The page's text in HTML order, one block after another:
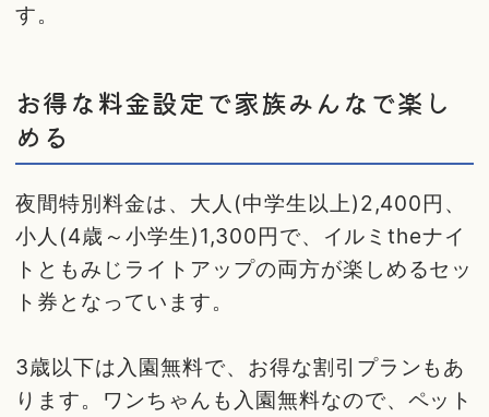
す。
お得な料金設定で家族みんなで楽し
める
夜間特別料金は、大人(中学生以上)2,400円、
小人(4歳～小学生)1,300円で、イルミtheナイ
トともみじライトアップの両方が楽しめるセッ
ト券となっています。
3歳以下は入園無料で、お得な割引プランもあ
ります。ワンちゃんも入園無料なので、ペット